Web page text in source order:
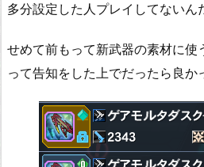
多分設定した人プレイしてないん
せめて前もって新武器の素材に使
って告知をした上でだったら良か